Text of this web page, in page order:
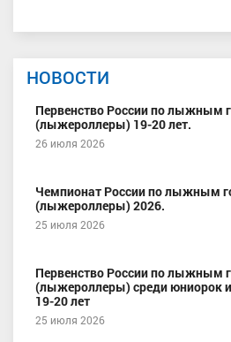
НОВОСТИ
Первенство России по лыжным
(лыжероллеры) 19-20 лет.
26 июля 2026
Чемпионат России по лыжным
(лыжероллеры) 2026.
25 июля 2026
Первенство России по лыжным
(лыжероллеры) среди юниорок
19-20 лет
25 июля 2026